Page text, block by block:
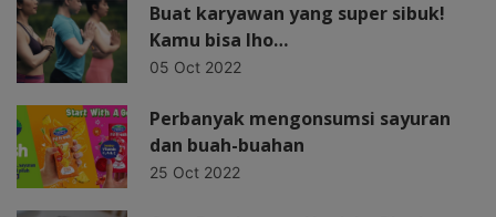
Buat karyawan yang super sibuk!
Kamu bisa lho…
05 Oct 2022
Perbanyak mengonsumsi sayuran
dan buah-buahan
25 Oct 2022